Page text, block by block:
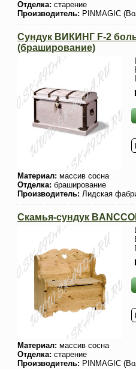
Отделка: старение
Производитель: PINMAGIC
Сундук ВИКИНГ F-2
(браширование)
Материал: массив сосна
Отделка: браширование
Производитель: Лидская
Скамья-сундук
Материал: массив сосна
Отделка: старение
Производитель: PINMAGIC